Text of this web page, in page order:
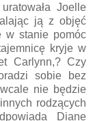
Joelle
ją z objęć
w stanie pomóc
kryje w
Carlynn,? Czy
sobie bez
nie będzie
rodzących
Diane